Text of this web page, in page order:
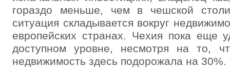
гораздо меньше, чем в чешской
ситуация складывается вокруг
европейских странах. Чехия пока еще
доступном уровне, несмотря на то,
недвижимость здесь подорожала на 30%.